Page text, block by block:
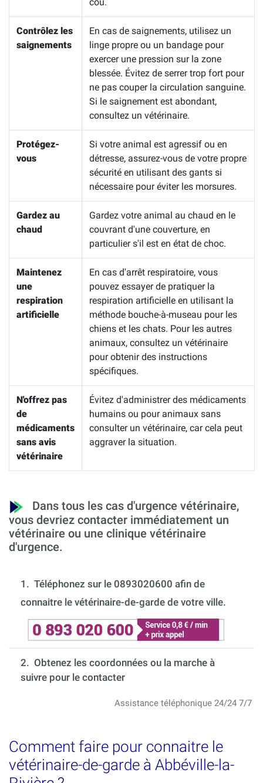
Contrôlez les
saignements
En cas de saignements, utilisez un
linge propre ou un bandage pour
exercer une pression sur la zone
blessée. Évitez de serrer trop fort pour
ne pas couper la circulation sanguine.
Si le saignement est abondant,
consultez un vétérinaire.
Protégez-
vous
Si votre animal est agressif ou en
détresse, assurez-vous de votre propre
sécurité en utilisant des gants si
nécessaire pour éviter les morsures.
Gardez au
chaud
Gardez votre animal au chaud en le
couvrant d'une couverture, en
particulier s'il est en état de choc.
Maintenez
une
respiration
artificielle
En cas d'arrêt respiratoire, vous
pouvez essayer de pratiquer la
respiration artificielle en utilisant la
méthode bouche-à-museau pour les
chiens et les chats. Pour les autres
animaux, consultez un vétérinaire
pour obtenir des instructions
spécifiques.
N'offrez pas
de
médicaments
sans avis
vétérinaire
Évitez d'administrer des médicaments
humains ou pour animaux sans
consulter un vétérinaire, car cela peut
aggraver la situation.
Dans tous les cas d'urgence vétérinaire,
vous devriez contacter immédiatement un
vétérinaire ou une clinique vétérinaire
d'urgence.
1. Téléphonez sur le 0893020600 afin de
connaitre le vétérinaire-de-garde de votre ville.
2. Obtenez les coordonnées ou la marche à
suivre pour le contacter
Assistance téléphonique 24/24 7/7
Comment faire pour connaitre le
vétérinaire-de-garde à Abbéville-la-